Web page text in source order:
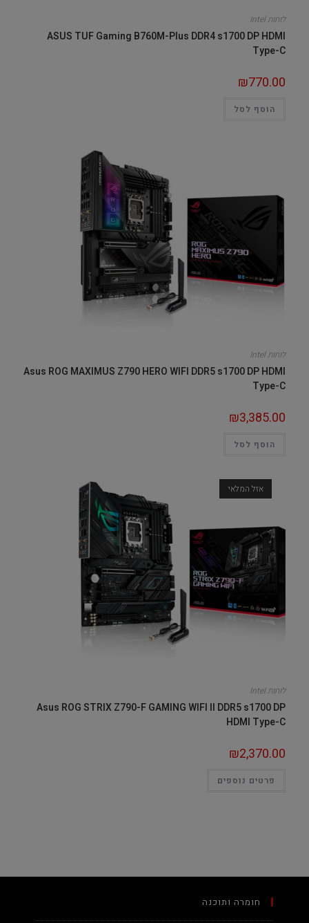
לוחות Intel
ASUS TUF Gaming B760M-Plus DDR4 s1700 DP HDMI
Type-C
₪770.00
הוסף לסל
לוחות Intel
Asus ROG MAXIMUS Z790 HERO WIFI DDR5 s1700 DP HDMI
Type-C
₪3,385.00
הוסף לסל
אזל המלאי
לוחות Intel
Asus ROG STRIX Z790-F GAMING WIFI II DDR5 s1700 DP
HDMI Type-C
₪2,370.00
פרטים נוספים
חומרה ותוכנה